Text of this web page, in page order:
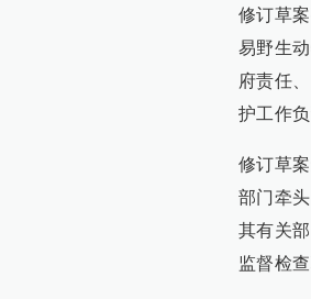
修订草
易野生
府责任
护工作负
修订草
部门牵
其有关
监督检